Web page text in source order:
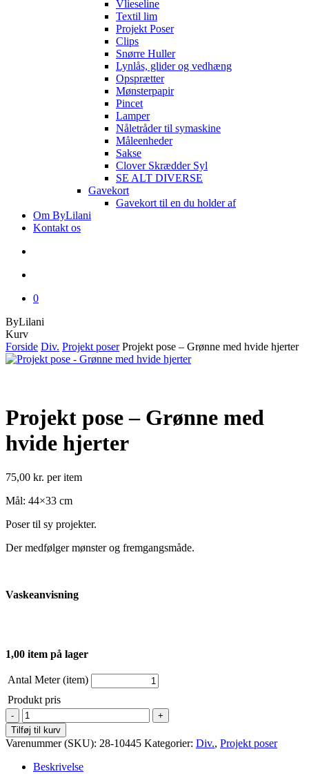
Vlieseline
Textil lim
Projekt Poser
Clips
Snørre Huller
Lynlås, glider og vedhæng
Opsprætter
Mønsterpapir
Pincet
Lamper
Nåletråder til symaskine
Måleenheder
Sakse
Clover Skrædder Syl
SE ALT DIVERSE
Gavekort
Gavekort til en du holder af
Om ByLilani
Kontakt os
0
ByLilani
KurvClose
Cart
Forside Div. Projekt poser Projekt pose – Grønne med hvide hjerter
Projekt pose – Grønne med
hvide hjerter
75,00 kr. per item
Mål: 44×33 cm
Poser til sy projekter.
Der medfølger mønster og fremgangsmåde.
Vaskeanvisning
1,00 item på lager
Antal Meter (item)
Produkt pris
Projekt
pose
-
Grønne
med
Tilføj til kurv
Varenummer (SKU): 28-10445 Kategorier: Div., Projekt poser
Beskrivelse